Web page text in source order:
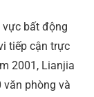
bất động
tiếp cận trực
2001, Lianjia
phòng và